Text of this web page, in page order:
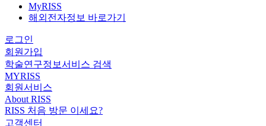
MyRISS
해외전자정보 바로가기
로그인
회원가입
학술연구정보서비스 검색
MYRISS
회원서비스
About RISS
RISS 처음 방문 이세요?
고객센터